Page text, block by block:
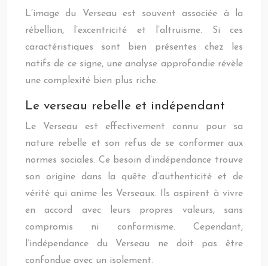
L’image du Verseau est souvent associée à la
rébellion, l’excentricité et l’altruisme. Si ces
caractéristiques sont bien présentes chez les
natifs de ce signe, une analyse approfondie révèle
une complexité bien plus riche.
Le verseau rebelle et indépendant
Le Verseau est effectivement connu pour sa
nature rebelle et son refus de se conformer aux
normes sociales. Ce besoin d’indépendance trouve
son origine dans la quête d’authenticité et de
vérité qui anime les Verseaux. Ils aspirent à vivre
en accord avec leurs propres valeurs, sans
compromis ni conformisme. Cependant,
l’indépendance du Verseau ne doit pas être
confondue avec un isolement.